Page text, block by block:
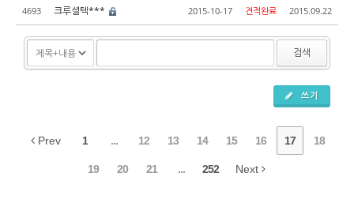
4693 크루셜텍*** 2015-10-17 견적완료 2015.09.22
검색
쓰기
Prev 1 ... 12 13 14 15 16 17 18
19 20 21 ... 252 Next